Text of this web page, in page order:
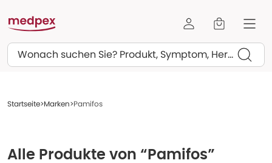
Suchen
Startseite Marken Pamifos
Alle Produkte von “Pamifos”